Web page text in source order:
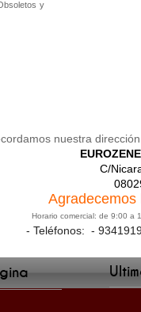
y
nuestra
C/
Agradecemos
Horario comercial: de 9:00 a
- Teléfonos: -